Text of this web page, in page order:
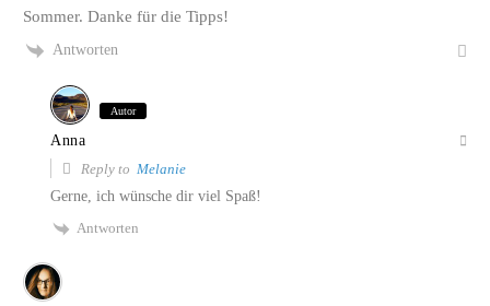
Sommer. Danke für die Tipps!
Antworten
Autor
Anna
Reply to Melanie
Gerne, ich wünsche dir viel Spaß!
Antworten